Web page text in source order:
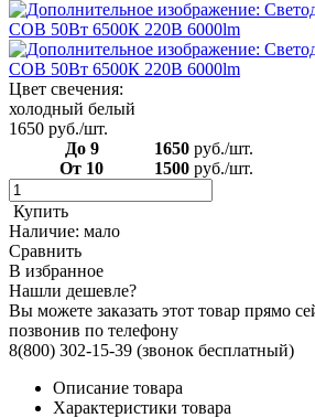
Цвет свечения:
холодный белый
1650 руб./шт.
До 9
1650 руб./шт.
От 10
1500 руб./шт.
Купить
Наличие: мало
Сравнить
В избранное
Нашли дешевле?
Вы можете заказать этот товар прямо
позвонив по телефону
8(800) 302-15-39 (звонок бесплатный)
Описание товара
Характеристики товара